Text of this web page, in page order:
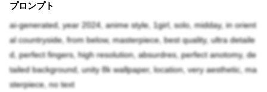
プロンプト
ai-generated, year 2024, anime style, 1girl, solo, midday, in orient
al countryside, from below, masterpiece, best quality, ultra detaile
d, perfect fingers, high resolution, absurdres, perfect anotomy, de
tailed background, unity 8k wallpaper, location, very aesthetic, ma
sterpiece, no text